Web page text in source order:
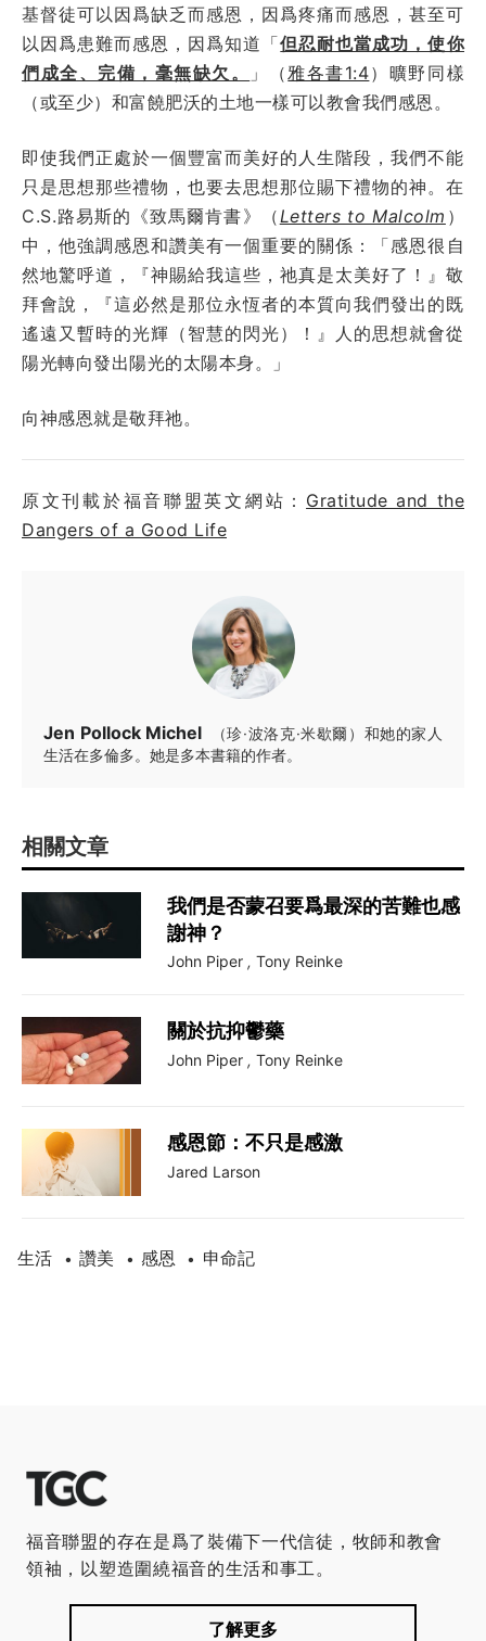
基督徒可以因爲缺乏而感恩，因爲疼痛而感恩，甚至可
以因爲患難而感恩，因爲知道「但忍耐也當成功，使你
們成全、完備，毫無缺欠。
」（ 雅各書1:4）曠野同樣
（或至少）和富饒肥沃的土地一樣可以教會我們感恩。
即使我們正處於一個豐富而美好的人生階段，我們不能
只是思想那些禮物，也要去思想那位賜下禮物的神。在
C.S.路易斯的《致馬爾肯書》（ Letters to Malcolm ）
中，他強調感恩和讚美有一個重要的關係：
「感恩很自
然地驚呼道，『神賜給我這些，祂真是太美好了！』敬
拜會說，『這必然是那位永恆者的本質向我們發出的既
遙遠又暫時的光輝（智慧的閃光）！』人的思想就會從
陽光轉向發出陽光的太陽本身。」
向神感恩就是敬拜祂。
原文刊載於福音聯盟英文網站： Gratitude and the
Dangers of a Good Life
Jen Pollock Michel
（珍·波洛克·米歇爾）和她的家人
生活在多倫多。她是多本書籍的作者。
相關文章
我們是否蒙召要爲最深的苦難也感
謝神？
John Piper , Tony Reinke
關於抗抑鬱藥
John Piper , Tony Reinke
感恩節：不只是感激
Jared Larson
生活 • 讚美 • 感恩 • 申命記
福音聯盟的存在是爲了裝備下一代信徒，牧師和教會
領袖，以塑造圍繞福音的生活和事工。
了解更多